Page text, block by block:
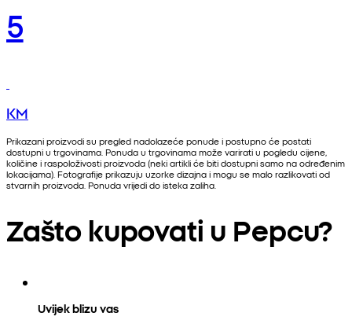
5
KM
Prikazani proizvodi su pregled nadolazeće ponude i postupno će postati
dostupni u trgovinama. Ponuda u trgovinama može varirati u pogledu cijene,
količine i raspoloživosti proizvoda (neki artikli će biti dostupni samo na određenim
lokacijama). Fotografije prikazuju uzorke dizajna i mogu se malo razlikovati od
stvarnih proizvoda. Ponuda vrijedi do isteka zaliha.
Zašto kupovati u Pepcu?
Uvijek blizu vas